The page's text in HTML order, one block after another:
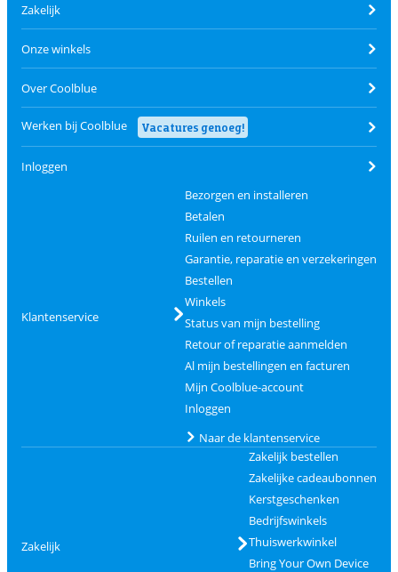
Zakelijk
Onze winkels
Over Coolblue
Werken bij Coolblue Vacatures genoeg!
Inloggen
Klantenservice
Bezorgen en installeren
Betalen
Ruilen en retourneren
Garantie, reparatie en verzekeringen
Bestellen
Winkels
Status van mijn bestelling
Retour of reparatie aanmelden
Al mijn bestellingen en facturen
Mijn Coolblue-account
Inloggen
Naar de klantenservice
Zakelijk
Zakelijk bestellen
Zakelijke cadeaubonnen
Kerstgeschenken
Bedrijfswinkels
Thuiswerkwinkel
Bring Your Own Device